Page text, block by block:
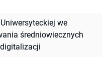
we
średniowiecznych